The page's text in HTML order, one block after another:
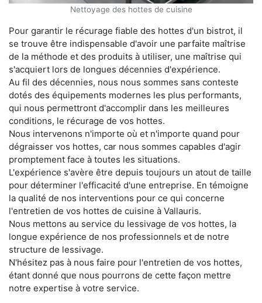
Nettoyage des hottes de cuisine
Pour garantir le récurage fiable des hottes d'un bistrot, il
se trouve être indispensable d'avoir une parfaite maîtrise
de la méthode et des produits à utiliser, une maîtrise qui
s'acquiert lors de longues décennies d'expérience.
Au fil des décennies, nous nous sommes sans conteste
dotés des équipements modernes les plus performants,
qui nous permettront d'accomplir dans les meilleures
conditions, le récurage de vos hottes.
Nous intervenons n'importe où et n'importe quand pour
dégraisser vos hottes, car nous sommes capables d'agir
promptement face à toutes les situations.
L'expérience s'avère être depuis toujours un atout de taille
pour déterminer l'efficacité d'une entreprise. En témoigne
la qualité de nos interventions pour ce qui concerne
l'entretien de vos hottes de cuisine à Vallauris.
Nous mettons au service du lessivage de vos hottes, la
longue expérience de nos professionnels et de notre
structure de lessivage.
N'hésitez pas à nous faire pour l'entretien de vos hottes,
étant donné que nous pourrons de cette façon mettre
notre expertise à votre service.